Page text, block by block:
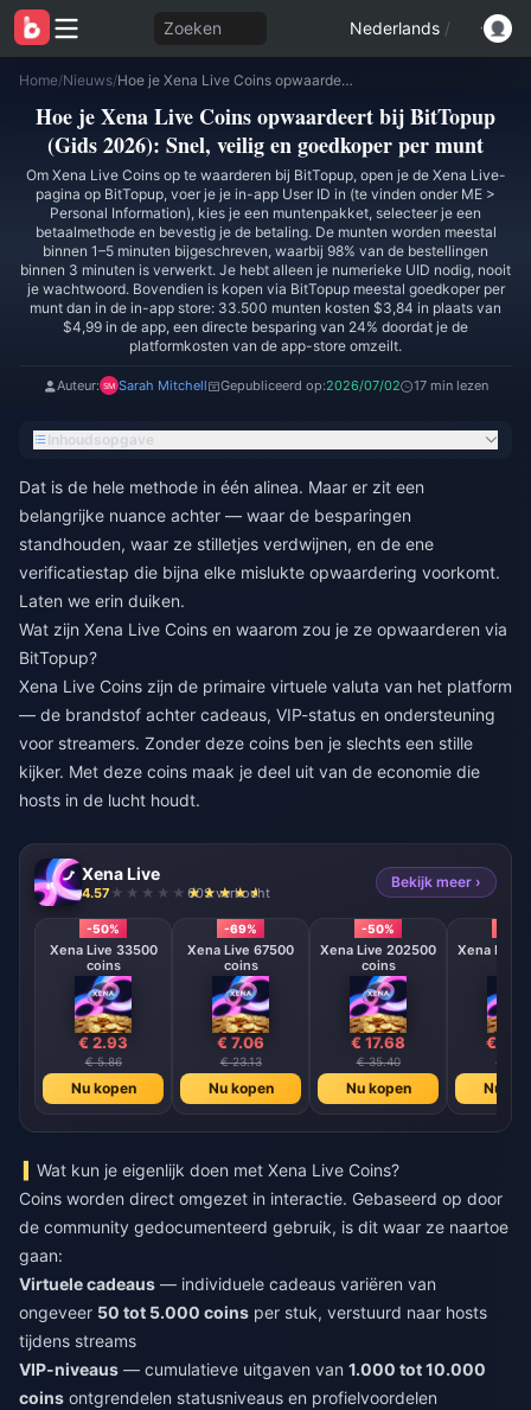
Zoeken Nederlands /
Home/Nieuws/ Hoe je Xena Live Coins opwaardeert bij BitTopup (Gids 2026): Snel, veilig en goedkoper per munt
Hoe je Xena Live Coins opwaardeert bij BitTopup
(Gids 2026): Snel, veilig en goedkoper per munt
Om Xena Live Coins op te waarderen bij BitTopup, open je de Xena Live-
pagina op BitTopup, voer je je in-app User ID in (te vinden onder ME >
Personal Information), kies je een muntenpakket, selecteer je een
betaalmethode en bevestig je de betaling. De munten worden meestal
binnen 1–5 minuten bijgeschreven, waarbij 98% van de bestellingen
binnen 3 minuten is verwerkt. Je hebt alleen je numerieke UID nodig, nooit
je wachtwoord. Bovendien is kopen via BitTopup meestal goedkoper per
munt dan in de in-app store: 33.500 munten kosten $3,84 in plaats van
$4,99 in de app, een directe besparing van 24% doordat je de
platformkosten van de app-store omzeilt.
Auteur: Sarah Mitchell Gepubliceerd op:2026/07/02 17 min lezen
Inhoudsopgave
Dat is de hele methode in één alinea. Maar er zit een
belangrijke nuance achter — waar de besparingen
standhouden, waar ze stilletjes verdwijnen, en de ene
verificatiestap die bijna elke mislukte opwaardering voorkomt.
Laten we erin duiken.
Wat zijn Xena Live Coins en waarom zou je ze opwaarderen via
BitTopup?
Xena Live Coins zijn de primaire virtuele valuta van het platform
— de brandstof achter cadeaus, VIP-status en ondersteuning
voor streamers. Zonder deze coins ben je slechts een stille
kijker. Met deze coins maak je deel uit van de economie die
hosts in de lucht houdt.
Xena Live
4.57 603 verkocht
Bekijk meer ›
-50%
Xena Live 33500
coins
€ 2.93
€ 5.86
Nu kopen
-69%
Xena Live 67500
coins
€ 7.06
€ 23.13
Nu kopen
-50%
Xena Live 202500
coins
€ 17.68
€ 35.40
Nu kopen
Xena Live
€
€
Nu
Wat kun je eigenlijk doen met Xena Live Coins?
Coins worden direct omgezet in interactie. Gebaseerd op door
de community gedocumenteerd gebruik, is dit waar ze naartoe
gaan:
Virtuele cadeaus — individuele cadeaus variëren van
ongeveer 50 tot 5.000 coins per stuk, verstuurd naar hosts
tijdens streams
VIP-niveaus — cumulatieve uitgaven van 1.000 tot 10.000
coins ontgrendelen statusniveaus en profielvoordelen